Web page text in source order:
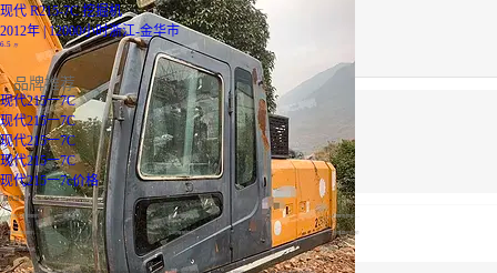
现代 R215-7C 挖掘机
2012年 | 12000小时浙江-金华市
6.5 万
品牌推荐
现代215一7C
现代215一7C
现代215一7C
现代215一7C
现代215一7c价格
最优设备
广西二手挖掘机 轮式挖掘机报价
二手压路机报价
小松60挖掘机价格